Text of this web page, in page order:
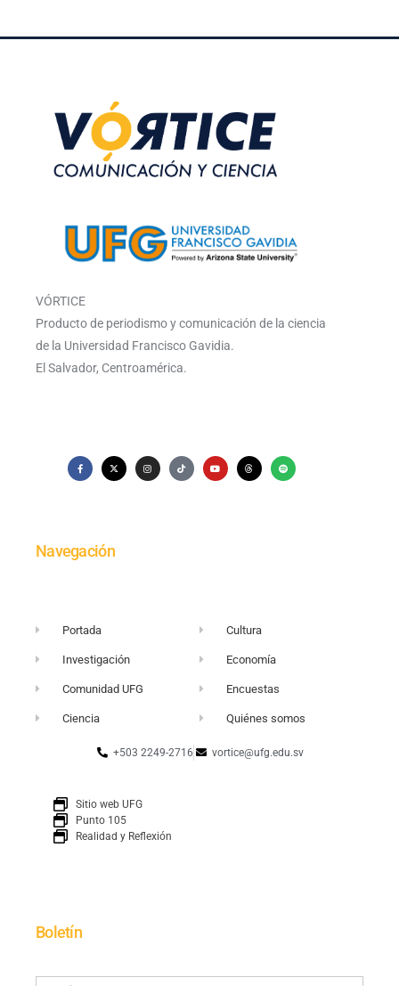
VÓRTICE
Producto de periodismo y comunicación de la ciencia
de la Universidad Francisco Gavidia.
El Salvador, Centroamérica.
Navegación
Portada
Investigación
Comunidad UFG
Ciencia
Cultura
Economía
Encuestas
Quiénes somos
+503 2249-2716 vortice@ufg.edu.sv
Sitio web UFG
Punto 105
Realidad y Reflexión
Boletín